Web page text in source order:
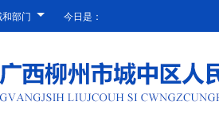
部门 今日是：